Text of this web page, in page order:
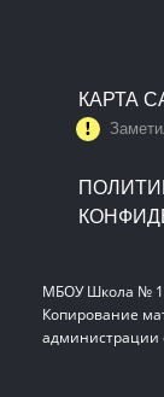
КАРТА
МБОУ Школа №
Копирование
администрации